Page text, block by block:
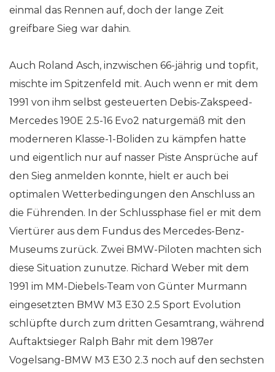
einmal das Rennen auf, doch der lange Zeit
greifbare Sieg war dahin.
Auch Roland Asch, inzwischen 66-jährig und topfit,
mischte im Spitzenfeld mit. Auch wenn er mit dem
1991 von ihm selbst gesteuerten Debis-Zakspeed-
Mercedes 190E 2.5-16 Evo2 naturgemäß mit den
moderneren Klasse-1-Boliden zu kämpfen hatte
und eigentlich nur auf nasser Piste Ansprüche auf
den Sieg anmelden konnte, hielt er auch bei
optimalen Wetterbedingungen den Anschluss an
die Führenden. In der Schlussphase fiel er mit dem
Viertürer aus dem Fundus des Mercedes-Benz-
Museums zurück. Zwei BMW-Piloten machten sich
diese Situation zunutze. Richard Weber mit dem
1991 im MM-Diebels-Team von Günter Murmann
eingesetzten BMW M3 E30 2.5 Sport Evolution
schlüpfte durch zum dritten Gesamtrang, während
Auftaktsieger Ralph Bahr mit dem 1987er
Vogelsang-BMW M3 E30 2.3 noch auf den sechsten